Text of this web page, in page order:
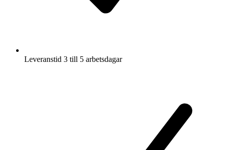
Leveranstid 3 till 5 arbetsdagar